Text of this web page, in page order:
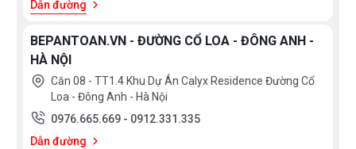
Dẫn đường
BEPANTOAN.VN - ĐƯỜNG CỔ LOA - ĐÔNG ANH -
HÀ NỘI
Căn 08 - TT1.4 Khu Dự Án Calyx Residence Đường Cổ
Loa - Đông Anh - Hà Nội
0976.665.669 - 0912.331.335
Dẫn đường